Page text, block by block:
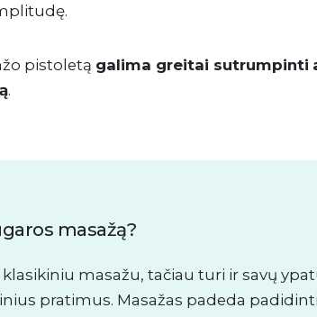
pistoletą galima greitai sutrumpinti
.
masažą?
masažu, tačiau turi ir savų
pratimus. Masažas padeda